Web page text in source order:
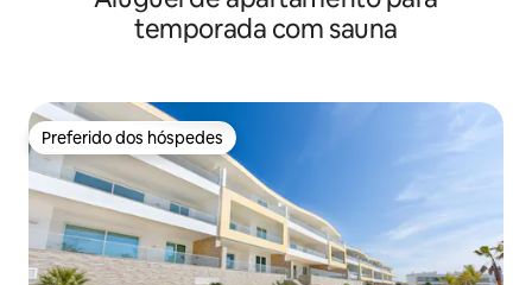
temporada com sauna
Preferido dos hóspedes
Preferido dos hóspedes